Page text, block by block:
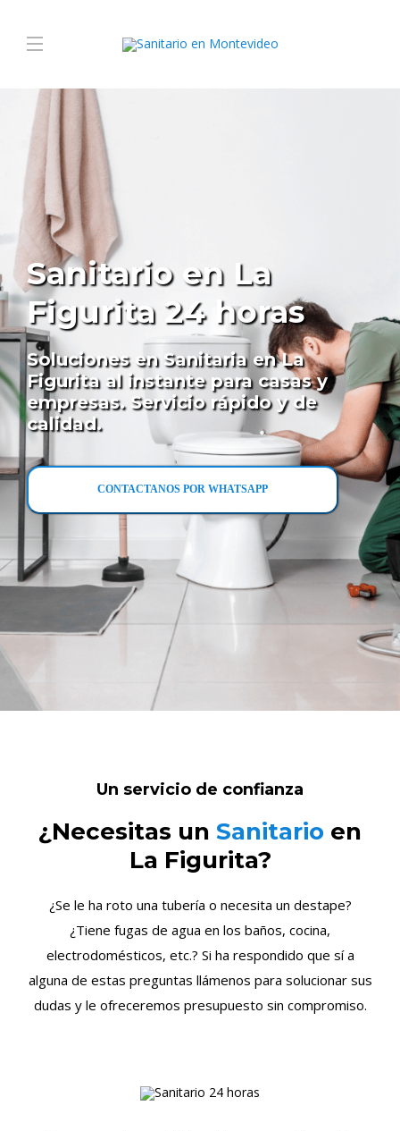
Sanitario en La
Figurita 24 horas
Soluciones en Sanitaria en La
Figurita al instante para casas y
empresas. Servicio rápido y de
calidad.
CONTACTANOS POR WHATSAPP
Un servicio de confianza
¿Necesitas un Sanitario en
La Figurita?
¿Se le ha roto una tubería o necesita un destape?
¿Tiene fugas de agua en los baños, cocina,
electrodomésticos, etc.? Si ha respondido que sí a
alguna de estas preguntas llámenos para solucionar sus
dudas y le ofreceremos presupuesto sin compromiso.